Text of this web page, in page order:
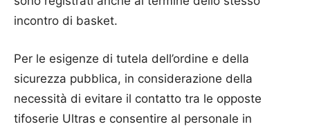
incontro di basket.
Per le esigenze di tutela dell’ordine e della
sicurezza pubblica, in considerazione della
necessità di evitare il contatto tra le opposte
tifoserie Ultras e consentire al personale in